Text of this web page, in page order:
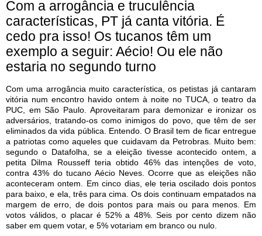
Com a arrogância e truculência
características, PT já canta vitória. É
cedo pra isso! Os tucanos têm um
exemplo a seguir: Aécio! Ou ele não
estaria no segundo turno
Com uma arrogância muito característica, os petistas já cantaram
vitória num encontro havido ontem à noite no TUCA, o teatro da
PUC, em São Paulo. Aproveitaram para demonizar e ironizar os
adversários, tratando-os como inimigos do povo, que têm de ser
eliminados da vida pública. Entendo. O Brasil tem de ficar entregue
a patriotas como aqueles que cuidavam da Petrobras. Muito bem:
segundo o Datafolha, se a eleição tivesse acontecido ontem, a
petita Dilma Rousseff teria obtido 46% das intenções de voto,
contra 43% do tucano Aécio Neves. Ocorre que as eleições não
aconteceram ontem. Em cinco dias, ele teria oscilado dois pontos
para baixo, e ela, três para cima. Os dois continuam empatados na
margem de erro, de dois pontos para mais ou para menos. Em
votos válidos, o placar é 52% a 48%. Seis por cento dizem não
saber em quem votar, e 5% votariam em branco ou nulo.